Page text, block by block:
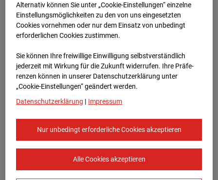
Robert-Bosch-Straße 10, 85378 Garching
Zur Übersicht
Archivdatum:08.07.2026 09:15,
Europe/Berlin
Alternativ können Sie unter „Cookie-Einstellungen“ einzelne
Einstellungsmöglichkeiten zu den von uns eingesetzten
Cookies vornehmen oder nur dem Einsatz von unbedingt
erforderlichen Cookies zustimmen.
Sie können Ihre freiwillige Einwilligung selbstverständlich
jederzeit mit Wirkung für die Zukunft widerrufen. Ihre Prä­fe­
renzen können in unserer Datenschutzerklärung unter
„Cookie-Einstellungen“ geändert werden.
Datenschutzerklärung | Impressum
Nur unbedingt erforderliche Cookies akzeptieren
Alle Cookies akzeptieren